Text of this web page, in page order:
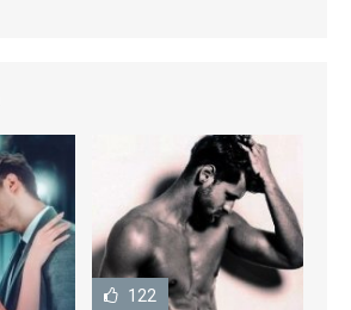
122